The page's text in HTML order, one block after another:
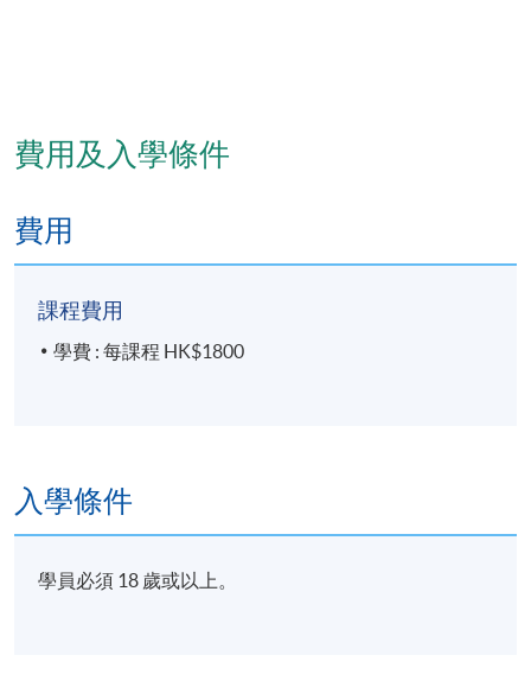
費用及入學條件
費用
課程費用
學費 : 每課程 HK$1800
入學條件
學員必須 18 歲或以上。